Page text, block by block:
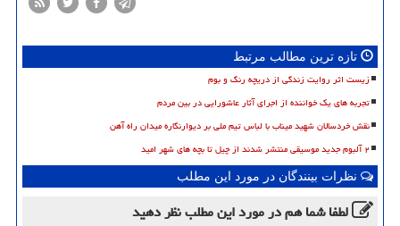
تازه ترین مطالب مرتبط
زیست اثر روایت زندگی از دریچه رنگ و بوم
تجربه های یک خواننده از اجرای آثار عاشورایی در بین مردم
نقش خردسالان شهید میناب با لباس تیم ملی بر دیوارنگاره میدان راه آهن
۲ آلبوم جدید موسیقی منتشر شدند از چیل تا بچه های شهر امید
نظرات بینندگان در مورد این مطلب
لطفا شما همدر مورد این مطلبنظر دهید